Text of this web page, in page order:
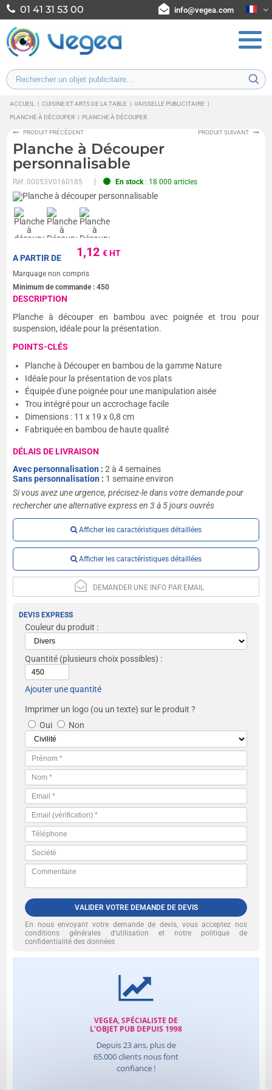
01 41 31 53 00 info@vegea.com
ACCUEIL | CUISINE ET ARTS DE LA TABLE | VAISSELLE PUBLICITAIRE |
PLANCHE À DÉCOUPER | PLANCHE À DÉCOUPER
PRODUIT PRÉCÉDENT PRODUIT SUIVANT
Planche à Découper
personnalisable
Réf.00053V0160185 En stock: 18 000 articles
1,12€ HT
A PARTIR DE
Marquage non compris
Minimum de commande :450
DESCRIPTION
Planche à découper en bambou avec poignée et trou pour
suspension, idéale pour la présentation.
POINTS-CLÉS
Planche à Découper en bambou de la gamme Nature
Idéale pour la présentation de vos plats
Équipée d'une poignée pour une manipulation aisée
Trou intégré pour un accrochage facile
Dimensions : 11 x 19 x 0,8 cm
Fabriquée en bambou de haute qualité
DÉLAIS DE LIVRAISON
Avec personnalisation :2 à 4 semaines
Sans personnalisation : 1 semaine environ
Si vous avez une urgence, précisez-le dans votre demande pour
rechercher une alternative express en 3 à 5 jours ouvrés
Afficher les caractéristiques détaillées
Afficher les caractéristiques détaillées
DEMANDER UNE INFO PAR EMAIL
DEVIS EXPRESS
Couleur du produit :
Quantité (plusieurs choix possibles) :
Ajouter une quantité
Imprimer un logo (ou un texte) sur le produit ?
Oui
Non
VALIDER VOTRE DEMANDE DE DEVIS
En nous envoyant votre demande de devis, vous acceptez nos
conditions générales d’utilisation et notre politique de
confidentialité des données